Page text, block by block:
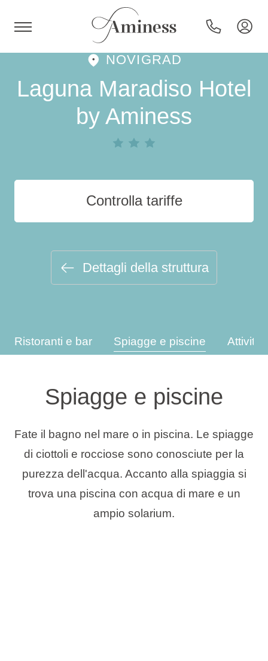
HR
Hotel e resort
Campeggi
Destinazioni
Tipi di vacanza
Marchi
NOVIGRAD
Laguna Maradiso Hotel
by Aminess
Controlla tariffe
Dettagli della struttura
Ristoranti e bar Spiagge e piscine Attività
Spiagge e piscine
Fate il bagno nel mare o in piscina. Le spiagge
di ciottoli e rocciose sono conosciute per la
purezza dell'acqua. Accanto alla spiaggia si
trova una piscina con acqua di mare e un
ampio solarium.